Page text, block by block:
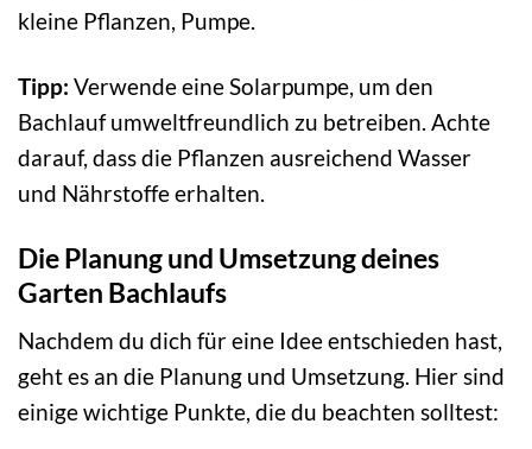
kleine Pflanzen, Pumpe.
Tipp: Verwende eine Solarpumpe, um den
Bachlauf umweltfreundlich zu betreiben. Achte
darauf, dass die Pflanzen ausreichend Wasser
und Nährstoffe erhalten.
Die Planung und Umsetzung deines
Garten Bachlaufs
Nachdem du dich für eine Idee entschieden hast,
geht es an die Planung und Umsetzung. Hier sind
einige wichtige Punkte, die du beachten solltest: